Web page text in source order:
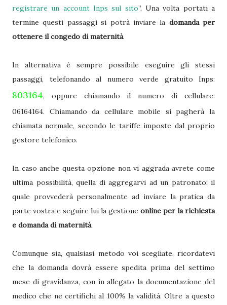
registrare un account Inps sul sito”. Una volta portati a
termine questi passaggi si potrà inviare la domanda per
ottenere il congedo di maternità.
In alternativa è sempre possibile eseguire gli stessi
passaggi, telefonando al numero verde gratuito Inps:
803164, oppure chiamando il numero di cellulare:
06164164. Chiamando da cellulare mobile si pagherà la
chiamata normale, secondo le tariffe imposte dal proprio
gestore telefonico.
In caso anche questa opzione non vi aggrada avrete come
ultima possibilità, quella di aggregarvi ad un patronato; il
quale provvederà personalmente ad inviare la pratica da
parte vostra e seguire lui la gestione online per la richiesta
e domanda di maternità.
Comunque sia, qualsiasi metodo voi scegliate, ricordatevi
che la domanda dovrà essere spedita prima del settimo
mese di gravidanza, con in allegato la documentazione del
medico che ne certifichi al 100% la validità. Oltre a questo